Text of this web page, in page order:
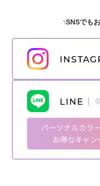
SNSでも